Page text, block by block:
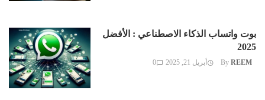
بوت واتساب الذكاء الاصطناعي : الأفضل
2025
By REEM أبريل 21, 2025 0